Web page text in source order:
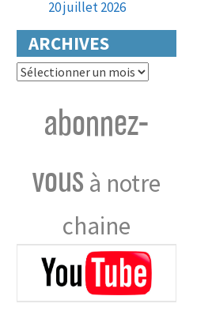
20 juillet 2026
ARCHIVES
Archives
abonnez-
vous à notre
chaine